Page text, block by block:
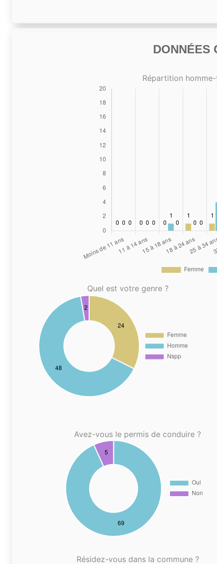
DONNÉES
Répartition
Quel est votre genre ?
Avez-vous le permis de conduire ?
Résidez-vous dans la commune ?